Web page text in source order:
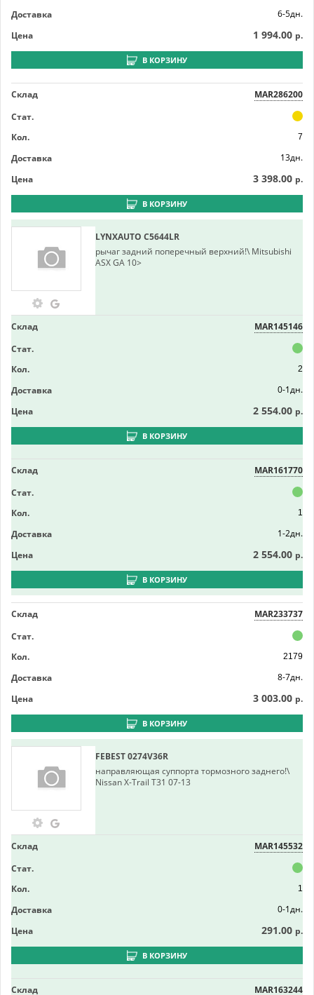
Доставка
6-5дн.
Цена
1 994.00 р.
В КОРЗИНУ
Склад
MAR286200
Стат.
Кол.
7
Доставка
13дн.
Цена
3 398.00 р.
В КОРЗИНУ
LYNXAUTO C5644LR
рычаг задний поперечный верхний!\ Mitsubishi
ASX GA 10>
Склад
MAR145146
Стат.
Кол.
2
Доставка
0-1дн.
Цена
2 554.00 р.
В КОРЗИНУ
Склад
MAR161770
Стат.
Кол.
1
Доставка
1-2дн.
Цена
2 554.00 р.
В КОРЗИНУ
Склад
MAR233737
Стат.
Кол.
2179
Доставка
8-7дн.
Цена
3 003.00 р.
В КОРЗИНУ
FEBEST0274V36R
направляющая суппорта тормозного заднего!\
Nissan X-Trail T31 07-13
Склад
MAR145532
Стат.
Кол.
1
Доставка
0-1дн.
Цена
291.00 р.
В КОРЗИНУ
Склад MAR163244